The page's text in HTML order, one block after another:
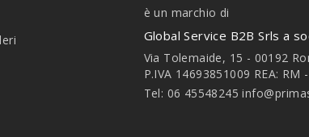
è un marchio di
Global Service B2B Srls a
Via Tolemaide, 15 - 00192
P.IVA 14693851009 REA: RM
Tel: 06 45548245